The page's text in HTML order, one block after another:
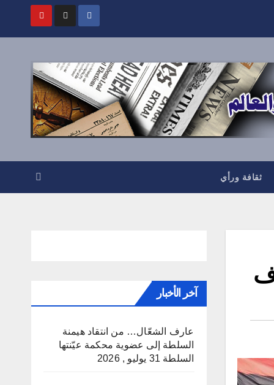
ثقافة ورأي
آخر الأخبار
عارف الشعّال… من انتقاد هيمنة
السلطة إلى عضوية محكمة عيّنتها
السلطة 31 يوليو , 2026